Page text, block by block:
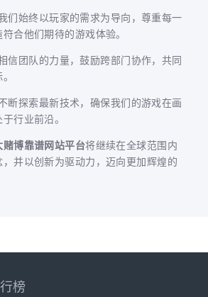
始终以玩家的需求为导向，尊重每一
合他们期待的游戏体验。
团队的力量，鼓励跨部门协作，共同
探索最新技术，确保我们的游戏在画
行业前沿。
赌博靠谱网站平台将继续在全球范围内
并以创新为驱动力，迈向更加辉煌的
榜